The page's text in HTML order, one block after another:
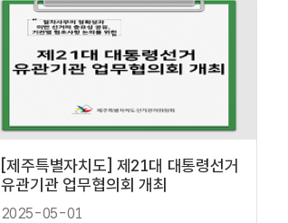
[제주특별자치도] 제21대 대통령선거
유관기관 업무협의회 개최
2025-05-01